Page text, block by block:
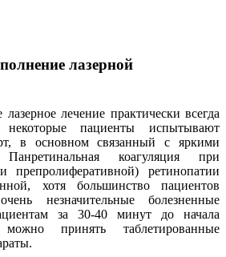
лазерной
лечение практически всегда
некоторые пациенты испытывают
в основном связанный с яркими
коагуляция при
препролиферативной) ретинопатии
хотя большинство пациентов
незначительные болезненные
за 30-40 минут до начала
принять таблетированные